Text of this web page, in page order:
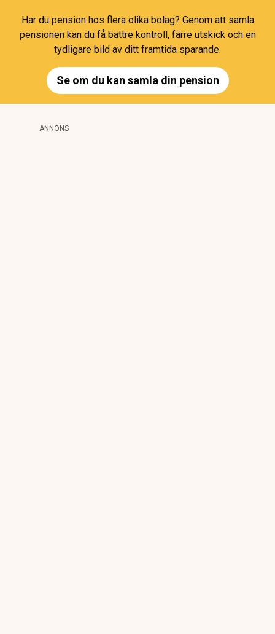
Har du pension hos flera olika bolag? Genom att samla
pensionen kan du få bättre kontroll, färre utskick och en
tydligare bild av ditt framtida sparande.
Se om du kan samla din pension
ANNONS